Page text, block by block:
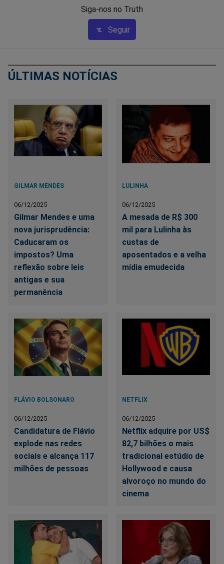
Siga-nos no Truth
Seguir
ÚLTIMAS NOTÍCIAS
GILMAR MENDES
06/12/2025
Gilmar Mendes e uma
nova jurisprudência:
Caducaram os
impostos? Uma
reflexão sobre leis
antigas e sua
permanência
LULINHA
06/12/2025
A mesada de R$ 300
mil para Lulinha às
custas de
aposentados e a velha
mídia emudecida
FLÁVIO BOLSONARO
06/12/2025
Candidatura de Flávio
explode nas redes
sociais e alcança 117
milhões de pessoas
NETFLIX
06/12/2025
Netflix adquire por US$
82,7 bilhões o mais
tradicional estúdio de
Hollywood e causa
alvoroço no mundo do
cinema